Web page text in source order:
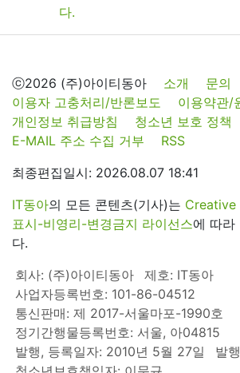
ⓒ2026 (주)아이티동아 소개
문의
이용자 고충처리/반론보도
이용약관/
개인정보 취급방침
청소년 보호 정책
E-MAIL 주소 수집 거부
RSS
최종편집일시: 2026.08.07 18:41
IT동아의 모든 콘텐츠(기사)는 Creative
표시-비영리-변경금지 라이선스에 따라
다.
회사: (주)아이티동아
제호: IT동아
사업자등록번호: 101-86-04512
통신판매: 제 2017-서울마포-1990호
정기간행물등록번호: 서울, 아04815
발행, 등록일자: 2010년 5월 27일
발